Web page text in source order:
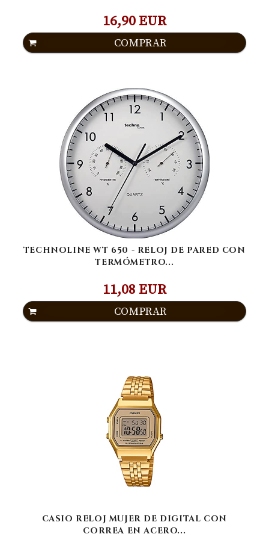
16,90 EUR
COMPRAR
TECHNOLINE WT 650 - RELOJ DE PARED CON
TERMÓMETRO...
11,08 EUR
COMPRAR
CASIO RELOJ MUJER DE DIGITAL CON
CORREA EN ACERO...